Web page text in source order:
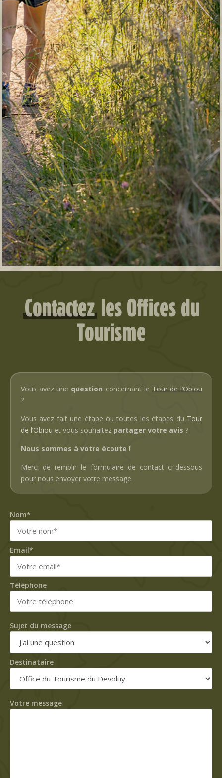
Contactezles Offices du
Tourisme
Vous avez une question concernant le Tour de l’Obiou
?
Vous avez fait une étape ou toutes les étapes du Tour
de l’Obiou et vous souhaitez partager votre avis ?
Nous sommes à votre écoute !
Merci de remplir le formulaire de contact ci-dessous
pour nous envoyer votre message.
Nom*
Email*
Téléphone
Sujet du message
Destinataire
Votre message